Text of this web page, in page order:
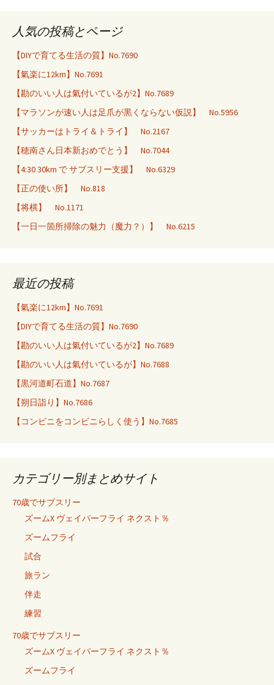
人気の投稿とページ
【DIYで育てる生活の質】No.7690
【氣楽に12km】No.7691
【勘のいい人は氣付いているが2】No.7689
【マラソンが速い人は足爪が黒くならない仮説】 No.5956
【サッカーはトライ＆トライ】 No.2167
【穂南さん日本新おめでとう】 No.7044
【4:30 30km で サブスリー支援】 No.6329
【正の使い所】 No.818
【将棋】 No.1171
【一日一箇所掃除の魅力（魔力？）】 No.6215
最近の投稿
【氣楽に12km】No.7691
【DIYで育てる生活の質】No.7690
【勘のいい人は氣付いているが2】No.7689
【勘のいい人は氣付いているが】No.7688
【黒河道町石道】No.7687
【朔日詣り】No.7686
【コンビニをコンビニらしく使う】No.7685
カテゴリー別まとめサイト
70歳でサブスリー
ズームX ヴェイパーフライ ネクスト％
ズームフライ
試合
旅ラン
伴走
練習
70歳でサブスリー
ズームX ヴェイパーフライ ネクスト％
ズームフライ